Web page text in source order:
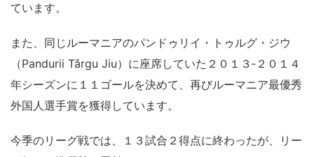
ています。
また、同じルーマニアのパンドゥリイ・トゥルグ・ジウ
（Pandurii Târgu Jiu）に座席していた２０１３‐２０１４
年シーズンに１１ゴールを決めて、再びルーマニア最優秀
外国人選手賞を獲得しています。
今季のリーグ戦では、１３試合２得点に終わったが、リー